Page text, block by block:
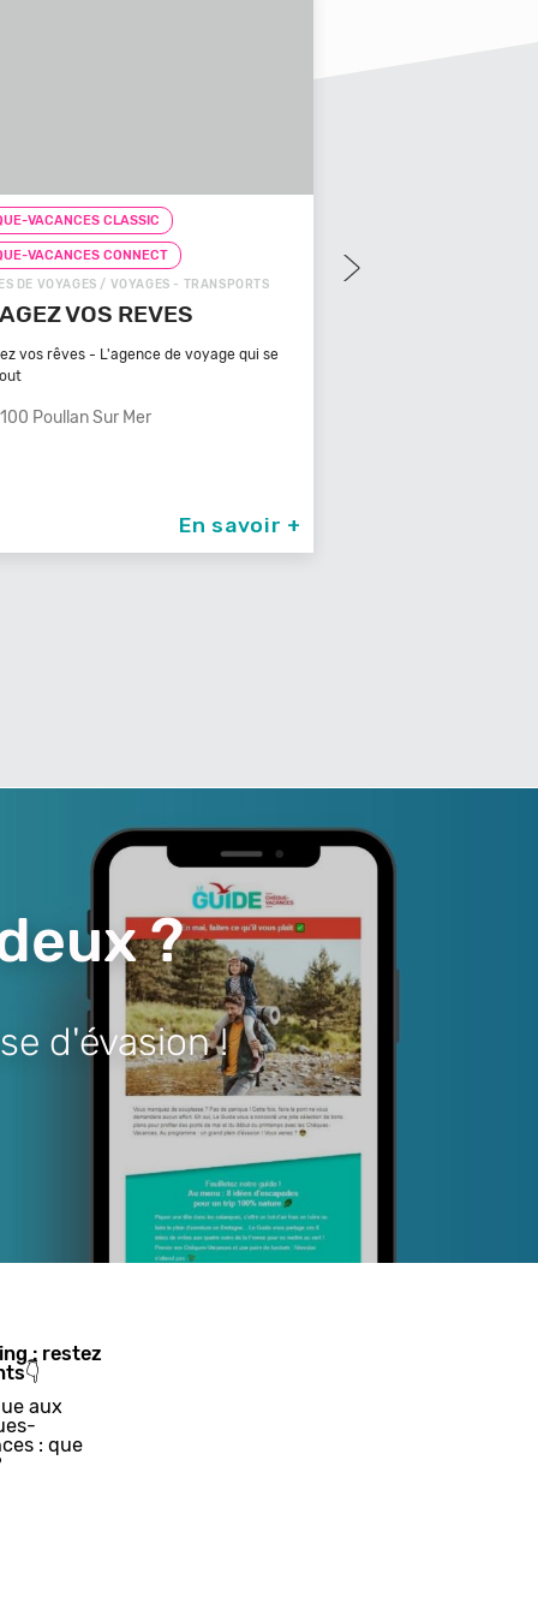
- TRANSPORTS
de voyage qui se
CHEQUE-VACANCES CONNECT
ZOOS, RÉSERVES / ARTS - CULTURE - DÉCOUVERTE
MAURES
?
d'évasion !
: restez
aux
: que